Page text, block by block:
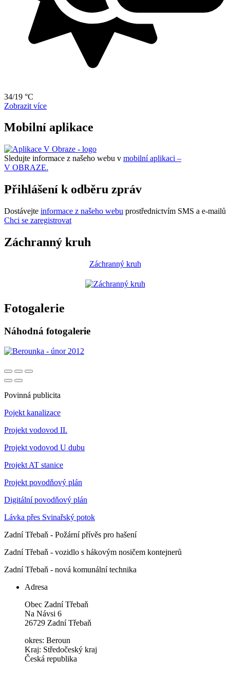
34/19 °C
Zobrazit více
Mobilní aplikace
Sledujte informace z našeho webu v mobilní aplikaci –
V OBRAZE.
Přihlášení k odběru zpráv
Dostávejte informace z našeho webu prostřednictvím SMS a e-mailů
Chci se zaregistrovat
Záchranný kruh
Záchranný kruh
Fotogalerie
Náhodná fotogalerie
Povinná publicita
Pojekt kanalizace
Projekt vodovod II.
Projekt vodovod U dubu
Projekt AT stanice
Projekt povodňový plán
Digitální povodňový plán
Lávka přes Svinařský potok
Zadní Třebaň - Požární přívěs pro hašení
Zadní Třebaň - vozidlo s hákovým nosičem kontejnerů
Zadní Třebaň - nová komunální technika
Adresa
Obec Zadní Třebaň
Na Návsi 6
26729 Zadní Třebaň
okres: Beroun
Kraj: Středočeský kraj
Česká republika